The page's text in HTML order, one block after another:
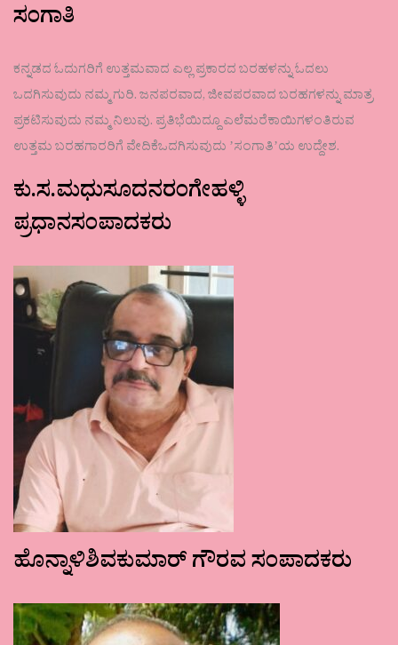
ಸಂಗಾತಿ
ಕನ್ನಡದ ಓದುಗರಿಗೆ ಉತ್ತಮವಾದ ಎಲ್ಲ ಪ್ರಕಾರದ ಬರಹಳನ್ನು ಓದಲು
ಒದಗಿಸುವುದು ನಮ್ಮ ಗುರಿ. ಜನಪರವಾದ, ಜೀವಪರವಾದ ಬರಹಗಳನ್ನು ಮಾತ್ರ
ಪ್ರಕಟಿಸುವುದು ನಮ್ಮ ನಿಲುವು. ಪ್ರತಿಭೆಯಿದ್ದೂ ಎಲೆಮರೆಕಾಯಿಗಳಂತಿರುವ
ಉತ್ತಮ ಬರಹಗಾರರಿಗೆ ವೇದಿಕೆಒದಗಿಸುವುದು ʼಸಂಗಾತಿʼಯ ಉದ್ದೇಶ.
ಕು.ಸ.ಮಧುಸೂದನರಂಗೇಹಳ್ಳಿ
ಪ್ರಧಾನಸಂಪಾದಕರು
ಹೊನ್ನಾಳಿಶಿವಕುಮಾರ್ ಗೌರವ ಸಂಪಾದಕರು